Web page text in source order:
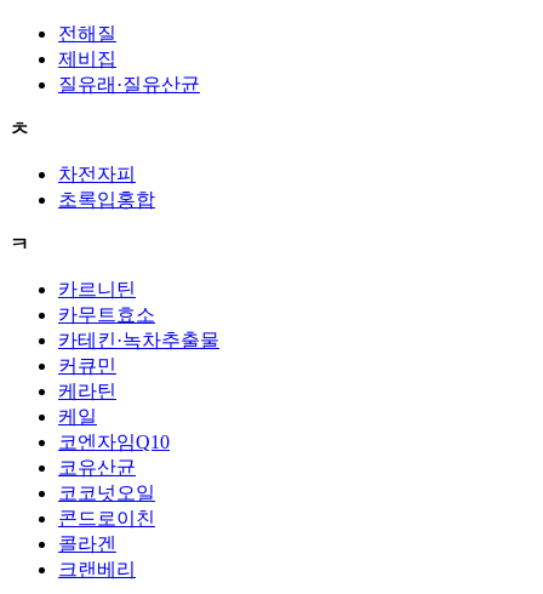
전해질
제비집
질유래·질유산균
ㅊ
차전자피
초록입홍합
ㅋ
카르니틴
카무트효소
카테킨·녹차추출물
커큐민
케라틴
케일
코엔자임Q10
코유산균
코코넛오일
콘드로이친
콜라겐
크랜베리